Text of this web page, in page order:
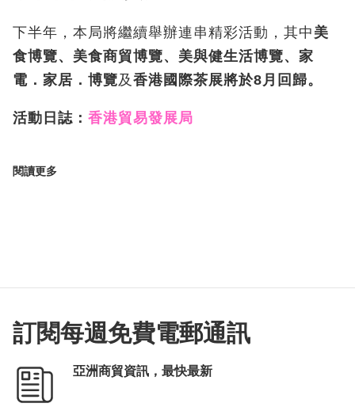
下半年，本局將繼續舉辦連串精彩活動，其中 美
食博覽、美食商貿博覽、美與健生活博覽、家
電．家居．博覽及 香港國際茶展將於8月回歸。
活動日誌： 香港貿易發展局
閱讀更多
訂閱每週免費電郵通訊
亞洲商貿資訊，最快最新